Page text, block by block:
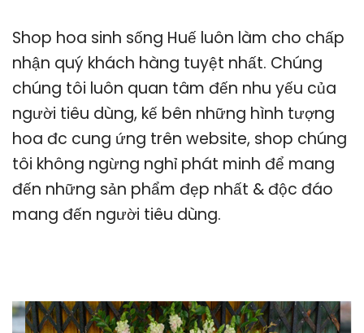
Shop hoa sinh sống Huế luôn làm cho chấp
nhận quý khách hàng tuyệt nhất. Chúng
chúng tôi luôn quan tâm đến nhu yếu của
người tiêu dùng, kế bên những hình tượng
hoa đc cung ứng trên website, shop chúng
tôi không ngừng nghỉ phát minh để mang
đến những sản phẩm đẹp nhất & độc đáo
mang đến người tiêu dùng.